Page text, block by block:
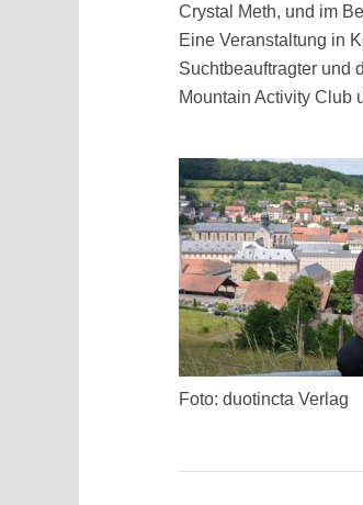
Crystal Meth, und im
Eine Veranstaltung in
Suchtbeauftragter und
Mountain Activity Club
Foto: duotincta Verlag